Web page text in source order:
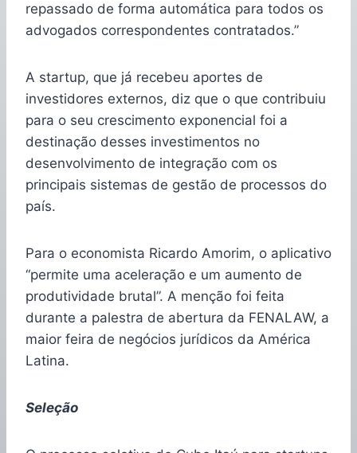
repassado de forma automática para todos os
advogados correspondentes contratados.”
A startup, que já recebeu aportes de
investidores externos, diz que o que contribuiu
para o seu crescimento exponencial foi a
destinação desses investimentos no
desenvolvimento de integração com os
principais sistemas de gestão de processos do
país.
Para o economista Ricardo Amorim, o aplicativo
“permite uma aceleração e um aumento de
produtividade brutal”. A menção foi feita
durante a palestra de abertura da FENALAW, a
maior feira de negócios jurídicos da América
Latina.
Seleção